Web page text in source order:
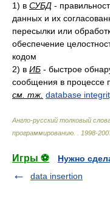
1) в СУБД -
данных и их
пересылки или
обеспечение
кодом
2) в ИБ - быстрое
сообщения в процессе
см. тж. database
Англо-русский толковый
программированию.
1998-
Игры ⚽
Нужно
data insertion